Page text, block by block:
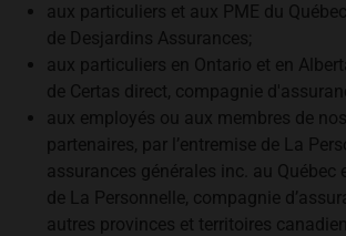
aux particuliers et aux PME du
de Desjardins Assurances;
aux particuliers en Ontario et en
de Certas direct, compagnie
aux employés ou aux membres de
partenaires, par l’entremise de La
assurances générales inc. au Québec
de La Personnelle, compagnie
autres provinces et territoires